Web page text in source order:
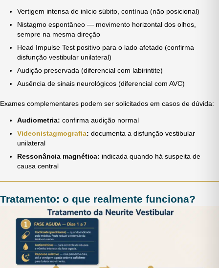
Vertigem intensa de início súbito, contínua (não posicional)
Nistagmo espontâneo — movimento horizontal dos olhos,
sempre na mesma direção
Head Impulse Test positivo para o lado afetado (confirma
disfunção vestibular unilateral)
Audição preservada (diferencial com labirintite)
Ausência de sinais neurológicos (diferencial com AVC)
Exames complementares podem ser solicitados em casos de dúvida:
Audiometria: confirma audição normal
Videonistagmografia: documenta a disfunção vestibular
unilateral
Ressonância magnética: indicada quando há suspeita de
causa central
Tratamento: o que realmente funciona?